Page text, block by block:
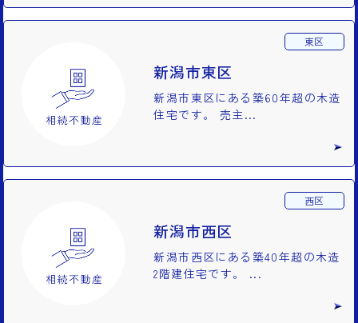
東区
新潟市東区
新潟市東区にある築60年超の木造
住宅です。 売主...
西区
新潟市西区
新潟市西区にある築40年超の木造
2階建住宅です。 ...